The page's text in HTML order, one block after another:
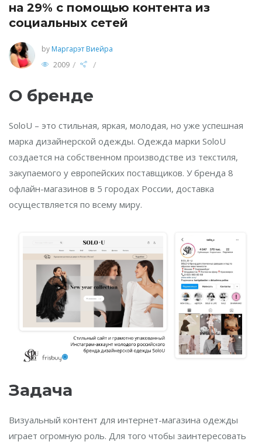
на 29% с помощью контента из
социальных сетей
by Маргарэт Виейра
2009 / /
О бренде
SoloU – это стильная, яркая, молодая, но уже успешная
марка дизайнерской одежды. Одежда марки SoloU
создается на собственном производстве из текстиля,
закупаемого у европейских поставщиков. У бренда 8
офлайн-магазинов в 5 городах России, доставка
осуществляется по всему миру.
Задача
Визуальный контент для интернет-магазина одежды
играет огромную роль. Для того чтобы заинтересовать